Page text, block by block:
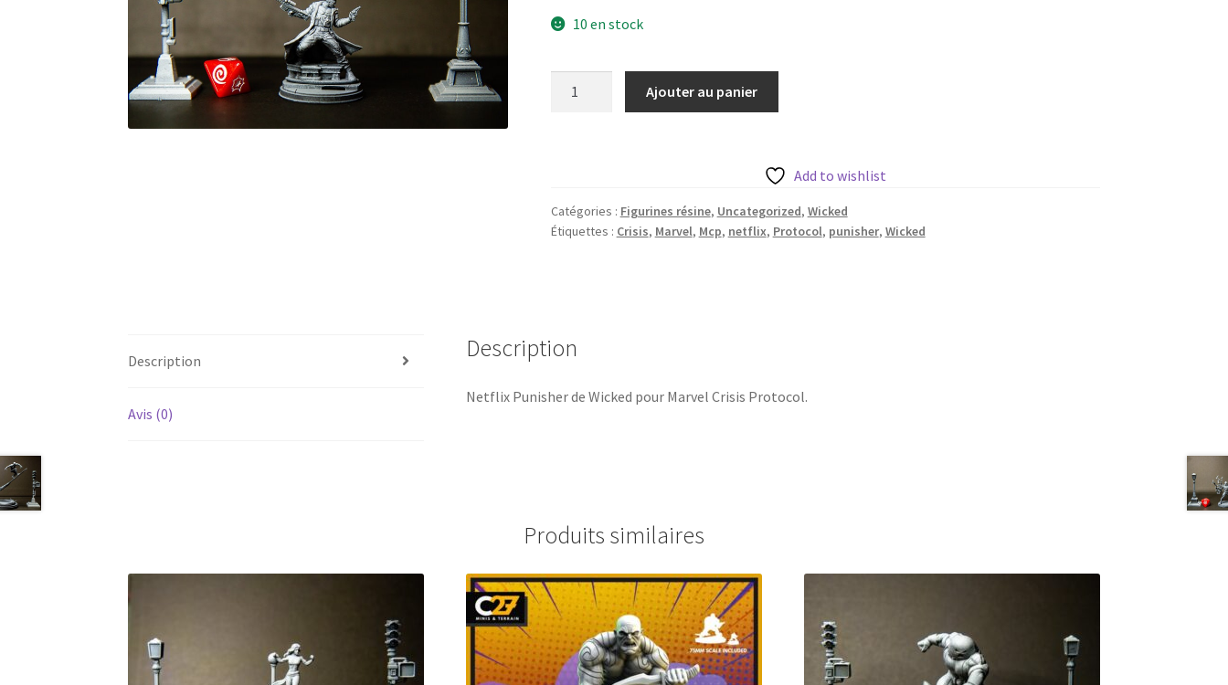
10 en stock
Ajouter au panier
Add to wishlist
Catégories : Figurines résine, Uncategorized, Wicked
Étiquettes : Crisis, Marvel, Mcp, netflix, Protocol, punisher, Wicked
Description
Avis (0)
Description
Netflix Punisher de Wicked pour Marvel Crisis Protocol.
Produits similaires